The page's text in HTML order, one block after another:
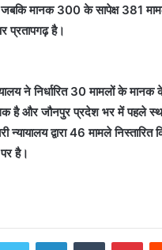
जबकि मानक 300 के सापेक्ष 381
प्रतापगढ़ है।
ने निर्धारित 30 मामलों के
और जौनपुर प्रदेश भर में पहले स्थान
द्वारा 46 मामले निस्तारित
है।
LinkedInTumblr